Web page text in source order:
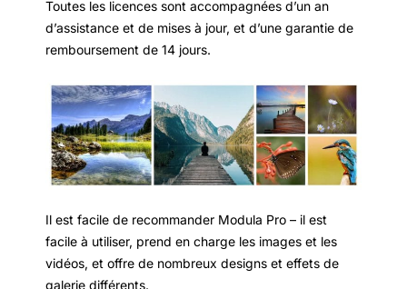
Toutes les licences sont accompagnées d’un an
d’assistance et de mises à jour, et d’une garantie de
remboursement de 14 jours.
Il est facile de recommander Modula Pro – il est
facile à utiliser, prend en charge les images et les
vidéos, et offre de nombreux designs et effets de
galerie différents.